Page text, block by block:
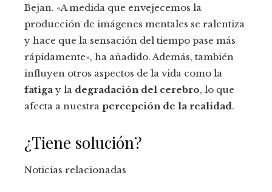
Bejan. «A medida que envejecemos la
producción de imágenes mentales se ralentiza
y hace que la sensación del tiempo pase más
rápidamente», ha añadido. Además, también
influyen otros aspectos de la vida como la
fatiga y la degradación del cerebro, lo que
afecta a nuestra percepción de la realidad.
¿Tiene solución?
Noticias relacionadas